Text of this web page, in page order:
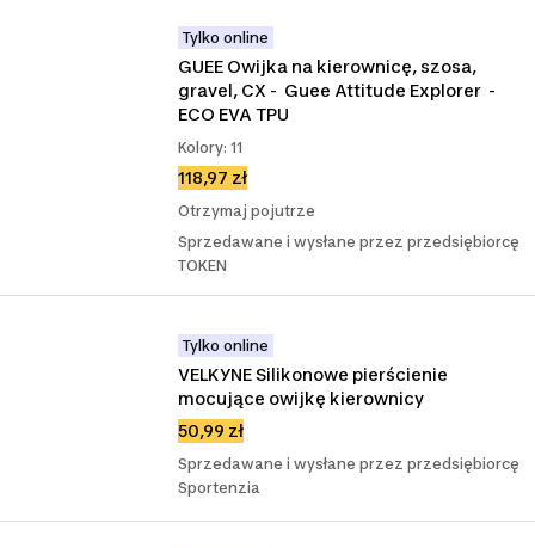
Tylko online
GUEE Owijka na kierownicę, szosa,
gravel, CX -  Guee Attitude Explorer  -
ECO EVA TPU
Kolory: 11
118,97 zł
Otrzymaj pojutrze
Sprzedawane i wysłane przez przedsiębiorcę
TOKEN
Tylko online
VELKYNE Silikonowe pierścienie
mocujące owijkę kierownicy
50,99 zł
Sprzedawane i wysłane przez przedsiębiorcę
Sportenzia